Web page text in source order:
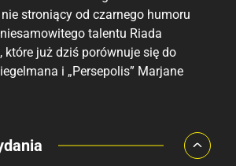
stroniący od czarnego humoru
talentu Riada
które już dziś porównuje się do
i „Persepolis” Marjane